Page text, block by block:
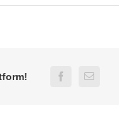
Facebook